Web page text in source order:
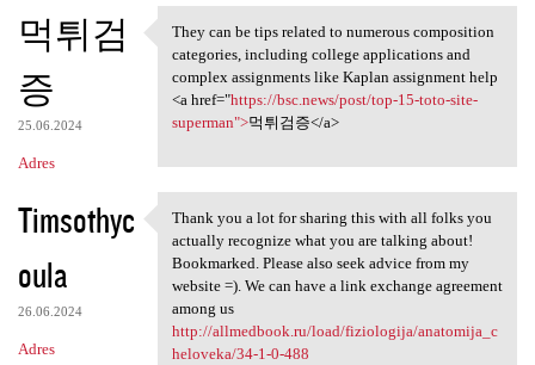
K
o
m
e
n
a
z
e
먹튀검
증
25.06.2024
Adres
They can be tips related to
They can be tips related to numerous composition
categories, including college applications and
complex assignments like Kaplan assignment help
<a href="https://bsc.news/post/top-15-toto-site-
superman">먹튀검증</a>
Timsothyc
oula
26.06.2024
Adres
Thank you a lot for sharing
Thank you a lot for sharing this with all folks you
actually recognize what you are talking about!
Bookmarked. Please also seek advice from my
website =). We can have a link exchange agreement
among us
http://allmedbook.ru/load/fiziologija/anatomija_c
heloveka/34-1-0-488